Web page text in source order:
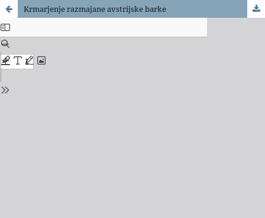
Krmarjenje razmajane avstrijske barke